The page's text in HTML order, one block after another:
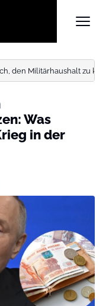
den Militärhaushalt zu
Was
in der